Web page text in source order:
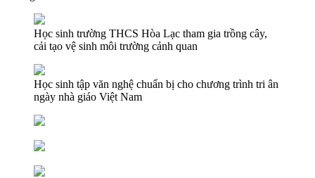
Học sinh trường THCS Hòa Lạc tham gia trồng cây,
cải tạo vệ sinh môi trường cảnh quan
Học sinh tập văn nghệ chuẩn bị cho chương trình tri ân
ngày nhà giáo Việt Nam